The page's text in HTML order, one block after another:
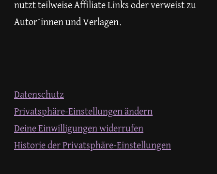
nutzt teilweise Affiliate Links oder verweist zu
Autor*innen und Verlagen.
Datenschutz
Privatsphäre-Einstellungen ändern
Deine Einwilligungen widerrufen
Historie der Privatsphäre-Einstellungen